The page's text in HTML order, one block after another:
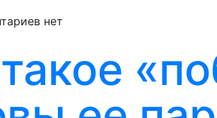
нет